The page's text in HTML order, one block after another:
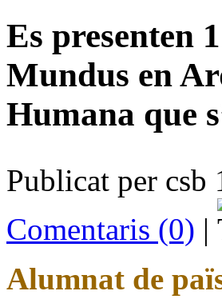
Es presenten
Mundus en
Humana que
Publicat per csb
Comentaris (0) |
Alumnat de